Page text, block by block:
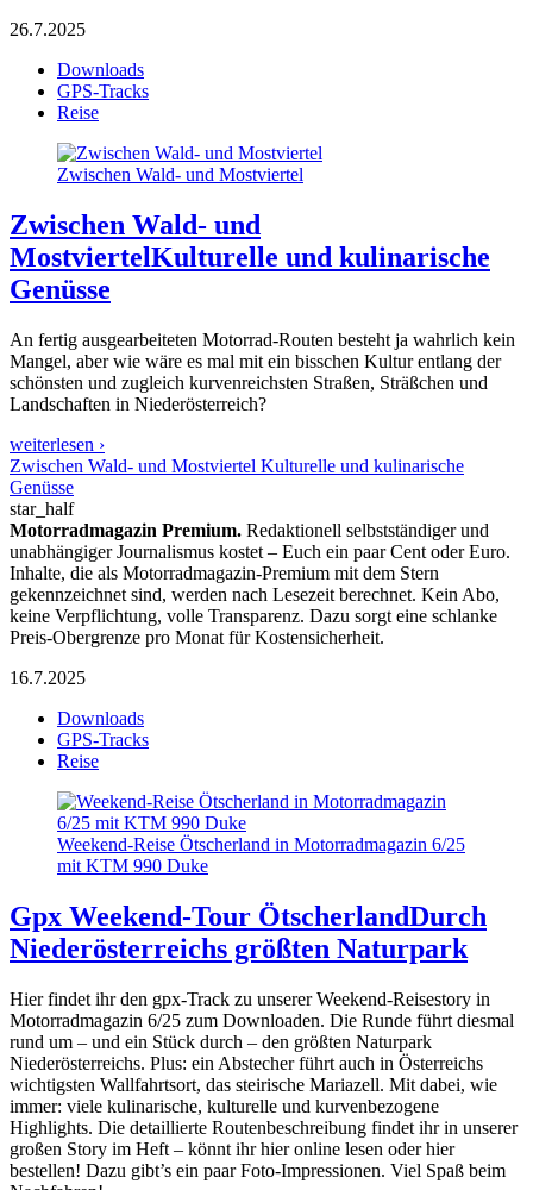
26.7.2025
Downloads
GPS-Tracks
Reise
Zwischen Wald- und Mostviertel
Zwischen Wald- und
MostviertelKulturelle und kulinarische
Genüsse
An fertig ausgearbeiteten Motorrad-Routen besteht ja wahrlich kein
Mangel, aber wie wäre es mal mit ein bisschen Kultur entlang der
schönsten und zugleich kurvenreichsten Straßen, Sträßchen und
Landschaften in Niederösterreich?
weiterlesen ›
Zwischen Wald- und Mostviertel Kulturelle und kulinarische
Genüsse
star_half
Motorradmagazin Premium. Redaktionell selbstständiger und
unabhängiger Journalismus kostet – Euch ein paar Cent oder Euro.
Inhalte, die als Motorradmagazin-Premium mit dem Stern
gekennzeichnet sind, werden nach Lesezeit berechnet. Kein Abo,
keine Verpflichtung, volle Transparenz. Dazu sorgt eine schlanke
Preis-Obergrenze pro Monat für Kostensicherheit.
16.7.2025
Downloads
GPS-Tracks
Reise
Weekend-Reise Ötscherland in Motorradmagazin 6/25
mit KTM 990 Duke
Gpx Weekend-Tour ÖtscherlandDurch
Niederösterreichs größten Naturpark
Hier findet ihr den gpx-Track zu unserer Weekend-Reisestory in
Motorradmagazin 6/25 zum Downloaden. Die Runde führt diesmal
rund um – und ein Stück durch – den größten Naturpark
Niederösterreichs. Plus: ein Abstecher führt auch in Österreichs
wichtigsten Wallfahrtsort, das steirische Mariazell. Mit dabei, wie
immer: viele kulinarische, kulturelle und kurvenbezogene
Highlights. Die detaillierte Routenbeschreibung findet ihr in unserer
großen Story im Heft – könnt ihr hier online lesen oder hier
bestellen! Dazu gibt’s ein paar Foto-Impressionen. Viel Spaß beim